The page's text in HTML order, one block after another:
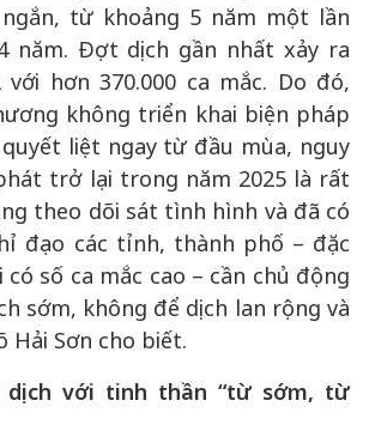
từ khoảng 5 năm một lần
năm. Đợt dịch gần nhất xảy ra
với hơn 370.000 ca mắc. Do đó,
không triển khai biện pháp
liệt ngay từ đầu mùa, nguy
trở lại trong năm 2025 là rất
theo dõi sát tình hình và đã có
đạo các tỉnh, thành phố – đặc
số ca mắc cao – cần chủ động
sớm, không để dịch lan rộng và
Hải Sơn cho biết.
dịch với tinh thần “từ sớm, từ